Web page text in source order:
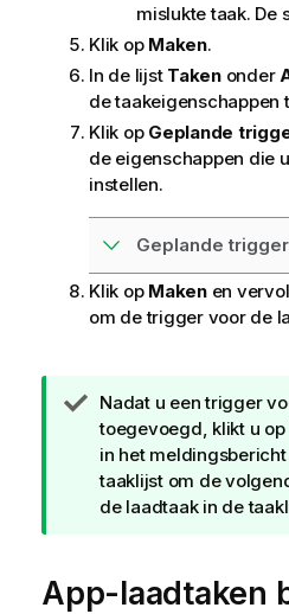
mislukte taak. De
Klik op Maken.
In de lijst Takenonder
de taakeigenschappen
Klik op Geplande
de eigenschappen die
instellen.
Geplande
Klik op Makenen
om de trigger voor de
T
i
p
Nadat u een trigger
toegevoegd, klikt u op
in het
taaklijst om de
de laadtaak in de
App-laadtaken